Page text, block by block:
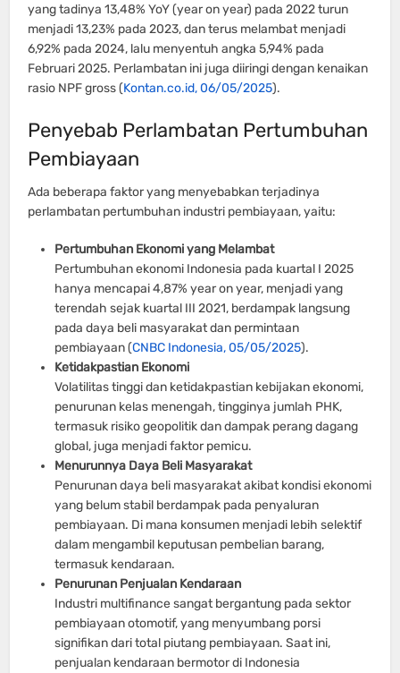
yang tadinya 13,48% YoY (year on year) pada 2022 turun
menjadi 13,23% pada 2023, dan terus melambat menjadi
6,92% pada 2024, lalu menyentuh angka 5,94% pada
Februari 2025. Perlambatan ini juga diiringi dengan kenaikan
rasio NPF gross (Kontan.co.id, 06/05/2025).
Penyebab Perlambatan Pertumbuhan
Pembiayaan
Ada beberapa faktor yang menyebabkan terjadinya
perlambatan pertumbuhan industri pembiayaan, yaitu:
Pertumbuhan Ekonomi yang Melambat
Pertumbuhan ekonomi Indonesia pada kuartal I 2025
hanya mencapai 4,87% year on year, menjadi yang
terendah sejak kuartal III 2021, berdampak langsung
pada daya beli masyarakat dan permintaan
pembiayaan (CNBC Indonesia, 05/05/2025).
Ketidakpastian Ekonomi
Volatilitas tinggi dan ketidakpastian kebijakan ekonomi,
penurunan kelas menengah, tingginya jumlah PHK,
termasuk risiko geopolitik dan dampak perang dagang
global, juga menjadi faktor pemicu.
Menurunnya Daya Beli Masyarakat
Penurunan daya beli masyarakat akibat kondisi ekonomi
yang belum stabil berdampak pada penyaluran
pembiayaan. Di mana konsumen menjadi lebih selektif
dalam mengambil keputusan pembelian barang,
termasuk kendaraan.
Penurunan Penjualan Kendaraan
Industri multifinance sangat bergantung pada sektor
pembiayaan otomotif, yang menyumbang porsi
signifikan dari total piutang pembiayaan. Saat ini,
penjualan kendaraan bermotor di Indonesia